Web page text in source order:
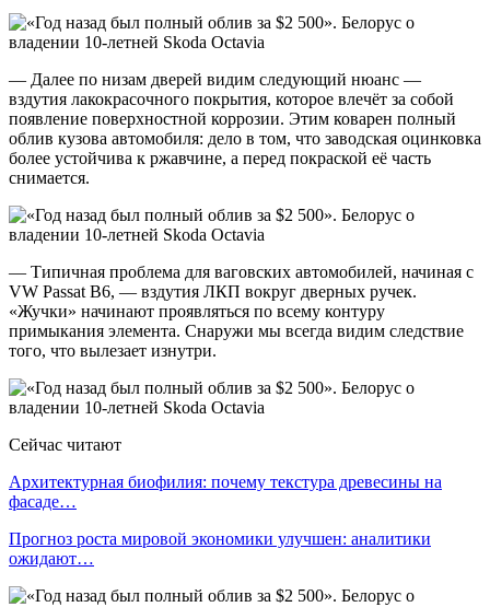
— Далее по низам дверей видим следующий нюанс —
вздутия лакокрасочного покрытия, которое влечёт за собой
появление поверхностной коррозии. Этим коварен полный
облив кузова автомобиля: дело в том, что заводская оцинковка
более устойчива к ржавчине, а перед покраской её часть
снимается.
— Типичная проблема для ваговских автомобилей, начиная с
VW Passat B6, — вздутия ЛКП вокруг дверных ручек.
«Жучки» начинают проявляться по всему контуру
примыкания элемента. Снаружи мы всегда видим следствие
того, что вылезает изнутри.
Сейчас читают
Архитектурная биофилия: почему текстура древесины на
фасаде…
Прогноз роста мировой экономики улучшен: аналитики
ожидают…